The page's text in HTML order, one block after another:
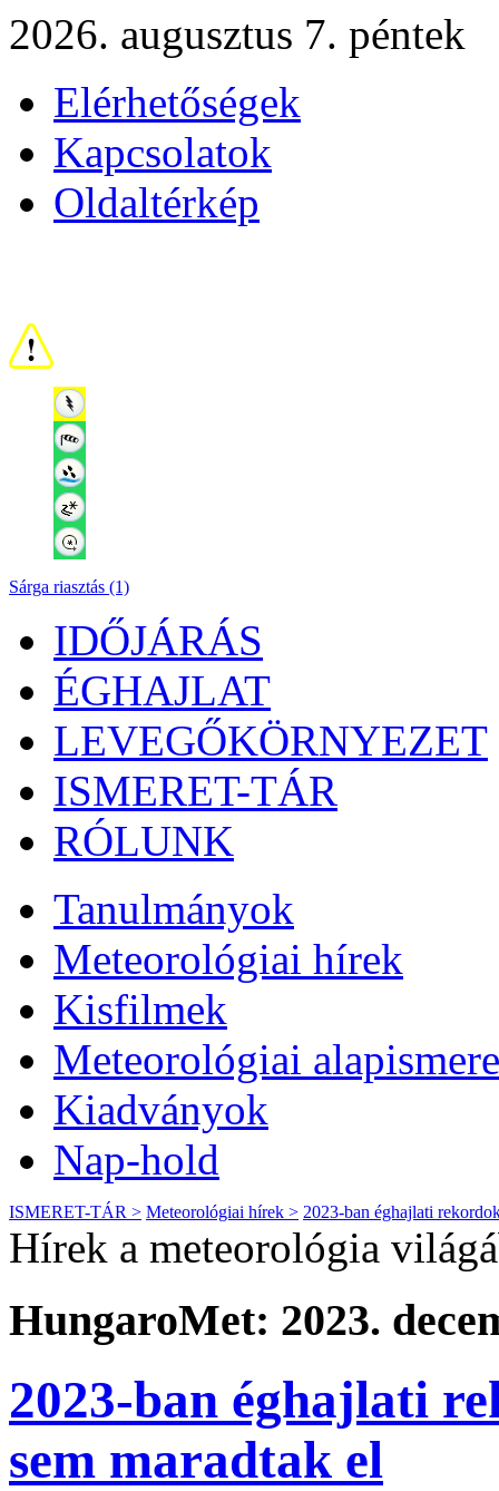
2026. augusztus 7. péntek
Elérhetőségek
Kapcsolatok
Oldaltérkép
Sárga riasztás (1)
IDŐJÁRÁS
ÉGHAJLAT
LEVEGŐKÖRNYEZET
ISMERET-TÁR
RÓLUNK
Tanulmányok
Meteorológiai hírek
Kisfilmek
Meteorológiai
Kiadványok
Nap-hold
ISMERET-TÁR > Meteorológiai hírek > 2023-ban éghajlati
Hírek a meteorológia
HungaroMet: 2023.
2023-ban éghajlati
sem maradtak el